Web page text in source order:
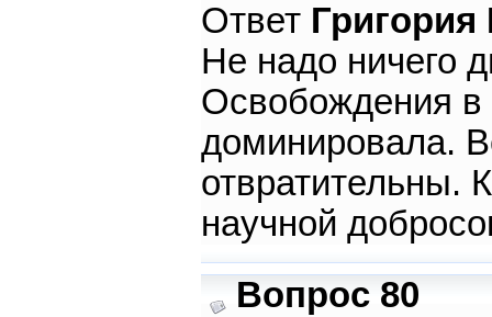
Ответ
Не надо ничего
Освобождения в
доминировала.
отвратительны.
научной
Вопрос 80